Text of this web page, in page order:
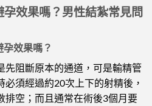
效果嗎？男性結紮常見問
效果嗎？
先阻斷原本的通道，可是輸精管
須經過約20次上下的射精後，
排空；而且通常在術後3個月要